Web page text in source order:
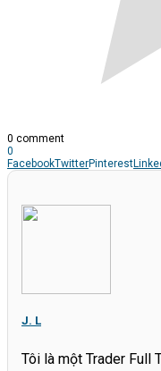
0 comment
0
FacebookTwitterPinterest
J. L
Tôi là một Trader Full